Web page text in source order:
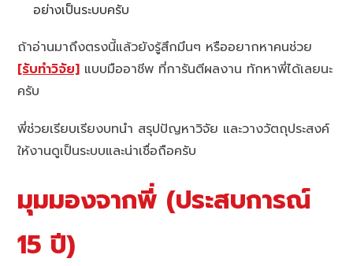
อย่างเป็นระบบครับ
ถ้าอ่านมาถึงตรงนี้แล้วยังรู้สึกมึนๆ หรืออยากหาคนช่วย
[รับทำวิจัย] แบบมืออาชีพ ที่การันตีผลงาน ทักหาพี่ได้เลยนะ
ครับ
พี่ช่วยเรียบเรียงบทนำ สรุปปัญหาวิจัย และวางวัตถุประสงค์
ให้งานดูเป็นระบบและน่าเชื่อถือครับ
มุมมองจากพี่ (ประสบการณ์
15 ปี)